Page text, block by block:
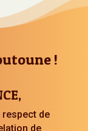
!
respect de
de